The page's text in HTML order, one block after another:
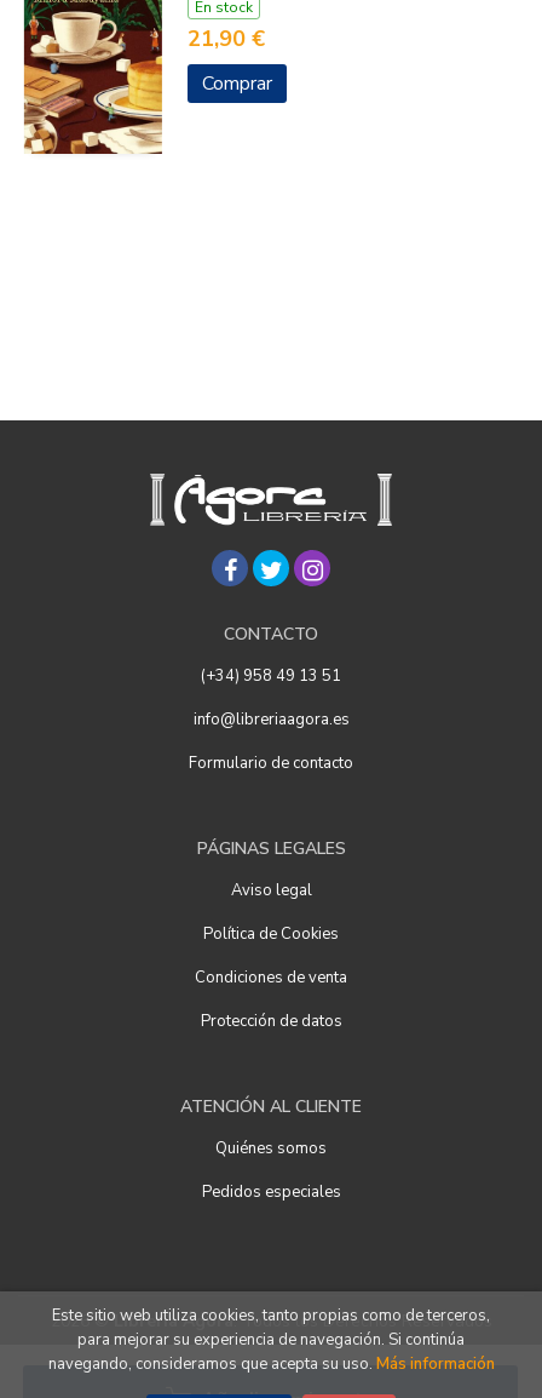
En stock
21,90 €
Comprar
CONTACTO
(+34) 958 49 13 51
info@libreriaagora.es
Formulario de contacto
PÁGINAS LEGALES
Aviso legal
Política de Cookies
Condiciones de venta
Protección de datos
ATENCIÓN AL CLIENTE
Quiénes somos
Pedidos especiales
2026 ©Librería Ágora. Todos los Derechos Reservados
Este sitio web utiliza cookies, tanto propias como de terceros,
para mejorar su experiencia de navegación. Si continúa
navegando, consideramos que acepta su uso. Más información